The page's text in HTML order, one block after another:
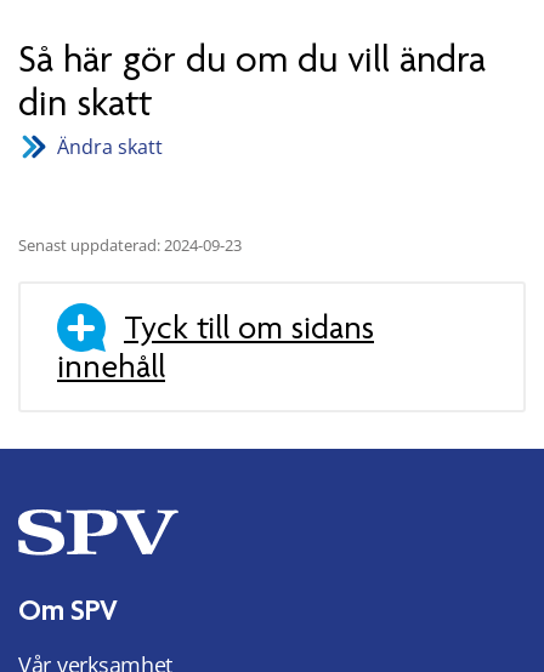
Så här gör du om du vill ändra
din skatt
Ändra skatt
Senast uppdaterad: 2024-09-23
Tyck till om sidans
innehåll
Om SPV
Vår verksamhet